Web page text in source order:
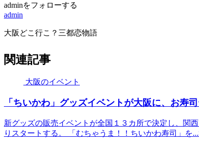
adminをフォローする
admin
大阪どこ行こ？三都恋物語
関連記事
大阪のイベント
「ちいかわ」グッズイベントが大阪に、お寿
新グッズの販売イベントが全国１３カ所で決定し、関
りスタートする。 「むちゃうま！！ちいかわ寿司」を